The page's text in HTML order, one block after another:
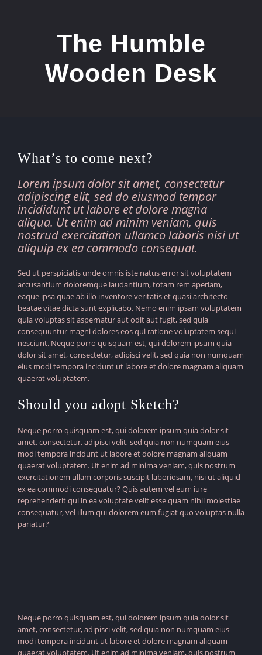
The Humble
Wooden Desk
What’s to come next?
Lorem ipsum dolor sit amet, consectetur
adipiscing elit, sed do eiusmod tempor
incididunt ut labore et dolore magna
aliqua. Ut enim ad minim veniam, quis
nostrud exercitation ullamco laboris nisi ut
aliquip ex ea commodo consequat.
Sed ut perspiciatis unde omnis iste natus error sit voluptatem
accusantium doloremque laudantium, totam rem aperiam,
eaque ipsa quae ab illo inventore veritatis et quasi architecto
beatae vitae dicta sunt explicabo. Nemo enim ipsam voluptatem
quia voluptas sit aspernatur aut odit aut fugit, sed quia
consequuntur magni dolores eos qui ratione voluptatem sequi
nesciunt. Neque porro quisquam est, qui dolorem ipsum quia
dolor sit amet, consectetur, adipisci velit, sed quia non numquam
eius modi tempora incidunt ut labore et dolore magnam aliquam
quaerat voluptatem.
Should you adopt Sketch?
Neque porro quisquam est, qui dolorem ipsum quia dolor sit
amet, consectetur, adipisci velit, sed quia non numquam eius
modi tempora incidunt ut labore et dolore magnam aliquam
quaerat voluptatem. Ut enim ad minima veniam, quis nostrum
exercitationem ullam corporis suscipit laboriosam, nisi ut aliquid
ex ea commodi consequatur? Quis autem vel eum iure
reprehenderit qui in ea voluptate velit esse quam nihil molestiae
consequatur, vel illum qui dolorem eum fugiat quo voluptas nulla
pariatur?
Neque porro quisquam est, qui dolorem ipsum quia dolor sit
amet, consectetur, adipisci velit, sed quia non numquam eius
modi tempora incidunt ut labore et dolore magnam aliquam
quaerat voluptatem. Ut enim ad minima veniam, quis nostrum